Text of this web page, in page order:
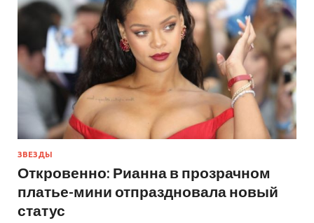
ЗВЕЗДЫ
Откровенно: Рианна в прозрачном
платье-мини отпраздновала новый
статус